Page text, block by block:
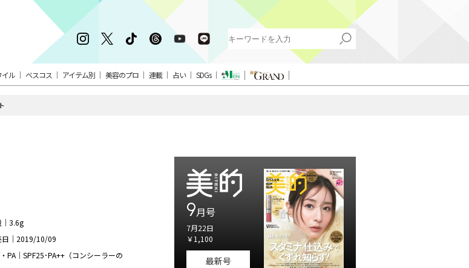
イル ベスコス アイテム別 美容のプロ 連載 占い SDGs
｜3.6g
日｜2019/10/09
PA｜SPF25･PA++（コンシーラーの
9月号
7月22日
￥1,100
最新号